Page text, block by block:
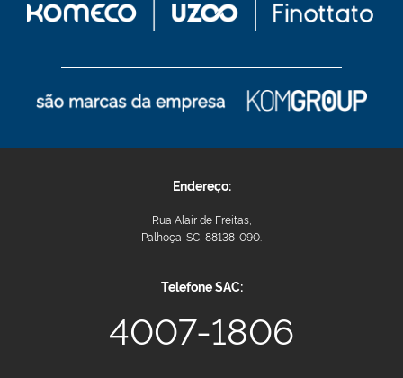
Endereço:
Rua Alair de Freitas,
Palhoça-SC, 88138-090.
Telefone SAC:
4007-1806